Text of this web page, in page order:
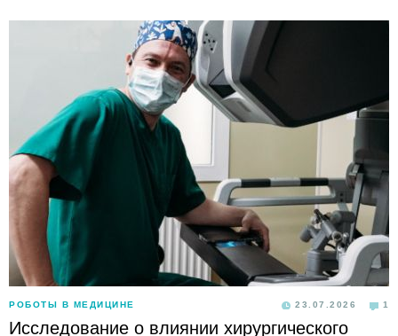
РОБОТЫ В МЕДИЦИНЕ 23.07.2026 1
Исследование о влиянии хирургического